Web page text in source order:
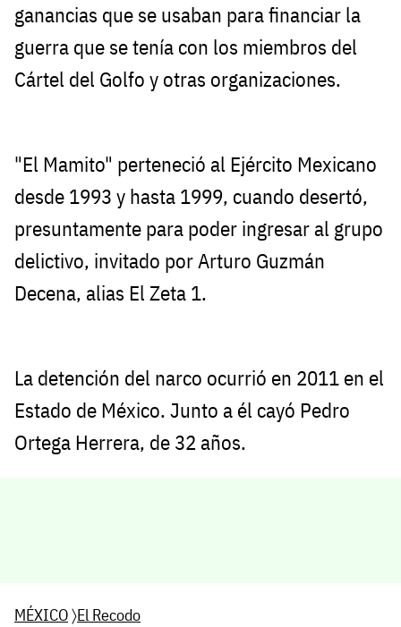
ganancias que se usaban para financiar la
guerra que se tenía con los miembros del
Cártel del Golfo y otras organizaciones.
"El Mamito" perteneció al Ejército Mexicano
desde 1993 y hasta 1999, cuando desertó,
presuntamente para poder ingresar al grupo
delictivo, invitado por Arturo Guzmán
Decena, alias El Zeta 1.
La detención del narco ocurrió en 2011 en el
Estado de México. Junto a él cayó Pedro
Ortega Herrera, de 32 años.
MÉXICO〉El Recodo